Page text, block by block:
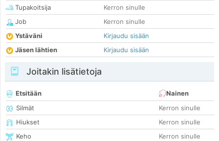
Tupakoitsija
Kerron sinulle
Job
Kerron sinulle
Ystäväni
Kirjaudu sisään
Jäsen lähtien
Kirjaudu sisään
Joitakin lisätietoja
Etsitään
Nainen
Silmät
Kerron sinulle
Hiukset
Kerron sinulle
Keho
Kerron sinulle